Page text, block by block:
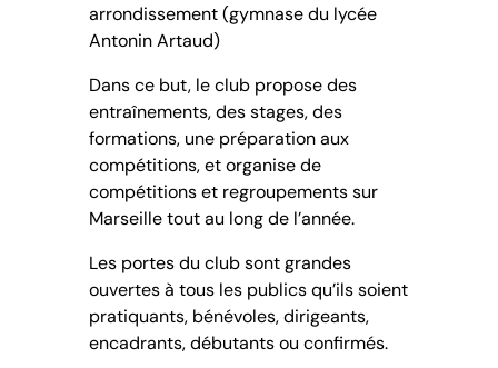
arrondissement (gymnase du lycée
Antonin Artaud)
Dans ce but, le club propose des
entraînements, des stages, des
formations, une préparation aux
compétitions, et organise de
compétitions et regroupements sur
Marseille tout au long de l’année.
Les portes du club sont grandes
ouvertes à tous les publics qu’ils soient
pratiquants, bénévoles, dirigeants,
encadrants, débutants ou confirmés.